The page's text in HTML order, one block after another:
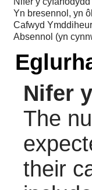
Yn bresennol, yn
Cafwyd
Absennol (yn
Nifer
The
their